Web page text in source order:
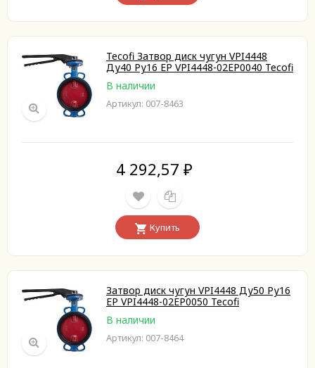
Tecofi Затвор диск чугун VPI4448
Ду40 Ру16 EP VPI4448-02EP0040 Tecofi
В наличии
Артикул: 007-8463
4 292,57 ₽
Купить
Затвор диск чугун VPI4448 Ду50 Ру16
EP VPI4448-02EP0050 Tecofi
В наличии
Артикул: 007-8464